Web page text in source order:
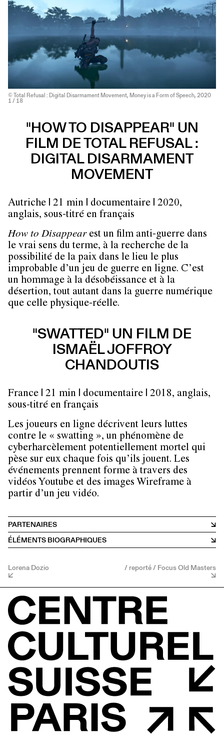
© Total Refusal : Digital Disarmament Movement, Money is a Form of Speech, 2020
1 / 18
"HOW TO DISAPPEAR" UN
FILM DE TOTAL REFUSAL :
DIGITAL DISARMAMENT
MOVEMENT
Autriche | 21 min | documentaire | 2020,
anglais, sous-titré en français
How to Disappear est un film anti-guerre dans
le vrai sens du terme, à la recherche de la
possibilité de la paix dans le lieu le plus
improbable d’un jeu de guerre en ligne. C’est
un hommage à la désobéissance et à la
désertion, tout autant dans la guerre numérique
que celle physique-réelle.
"SWATTED" UN FILM DE
ISMAËL JOFFROY
CHANDOUTIS
France | 21 min | documentaire | 2018, anglais,
sous-titré en français
Les joueurs en ligne décrivent leurs luttes
contre le « swatting », un phénomène de
cyberharcèlement potentiellement mortel qui
pèse sur eux chaque fois qu’ils jouent. Les
événements prennent forme à travers des
vidéos Youtube et des images Wireframe à
partir d’un jeu vidéo.
PARTENAIRES
ÉLÉMENTS BIOGRAPHIQUES
Lorena Dozio / reporté / Focus Old Masters